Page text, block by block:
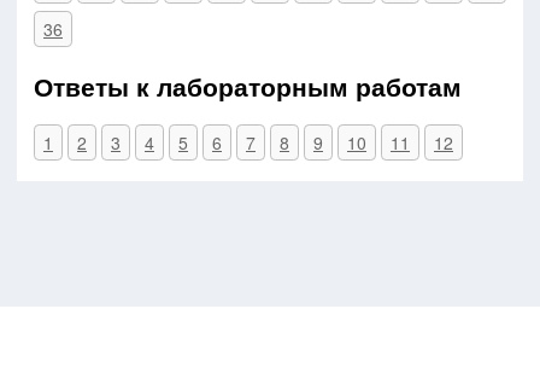
36
Ответы к лабораторным работам
1 2 3 4 5 6 7 8 9 10 11 12